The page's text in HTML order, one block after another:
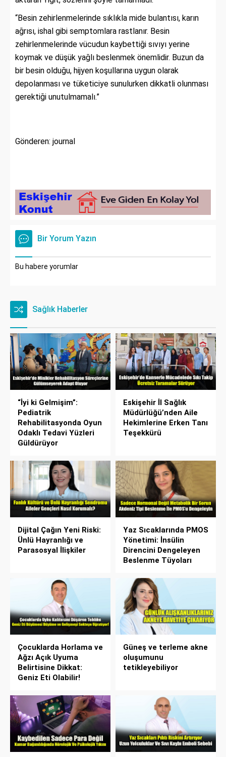
“Besin zehirlenmelerinde sıklıkla mide bulantısı, karın
ağrısı, ishal gibi semptomlara rastlanır. Besin
zehirlenmelerinde vücudun kaybettiği sıvıyı yerine
koymak ve düşük yağlı beslenmek önemlidir. Buzun da
bir besin olduğu, hijyen koşullarına uygun olarak
depolanması ve tüketiciye sunulurken dikkatli olunması
gerektiği unutulmamalı.”
Gönderen: journal
Bir Yorum Yazın
Bu habere yorumlar
Sağlık Haberler
“İyi ki Gelmişim”:
Pediatrik
Rehabilitasyonda Oyun
Odaklı Tedavi Yüzleri
Güldürüyor
Eskişehir İl Sağlık
Müdürlüğü’nden Aile
Hekimlerine Erken Tanı
Teşekkürü
Dijital Çağın Yeni Riski:
Ünlü Hayranlığı ve
Parasosyal İlişkiler
Yaz Sıcaklarında PMOS
Yönetimi: İnsülin
Direncini Dengeleyen
Beslenme Tüyoları
Çocuklarda Horlama ve
Ağzı Açık Uyuma
Belirtisine Dikkat:
Geniz Eti Olabilir!
Güneş ve terleme akne
oluşumunu
tetikleyebiliyor